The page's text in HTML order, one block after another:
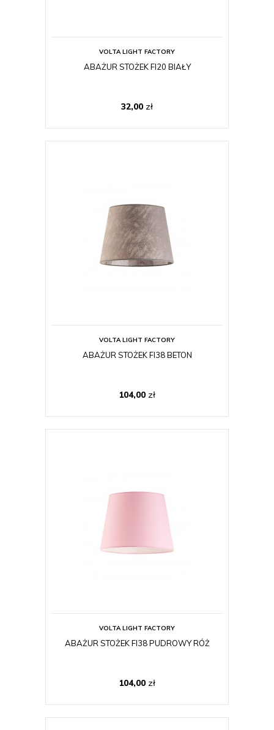
VOLTA LIGHT FACTORY
ABAŻUR STOŻEK FI20 BIAŁY
32,00 zł
VOLTA LIGHT FACTORY
ABAŻUR STOŻEK FI38 BETON
104,00 zł
VOLTA LIGHT FACTORY
ABAŻUR STOŻEK FI38 PUDROWY RÓŻ
104,00 zł